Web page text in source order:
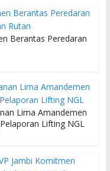
Berantas Peredaran
Lima Amandemen
Lifting NGL